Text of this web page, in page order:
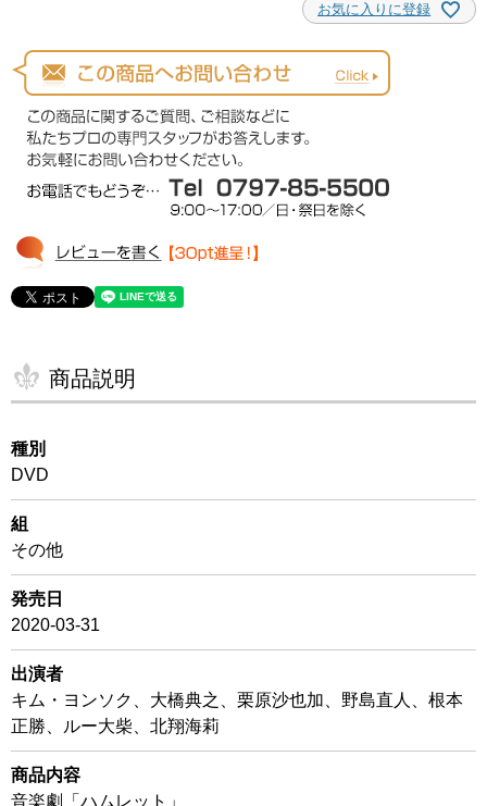
お気に入りに登録
商品説明
種別
DVD
組
その他
発売日
2020-03-31
出演者
キム・ヨンソク、大橋典之、栗原沙也加、野島直人、根本
正勝、ルー大柴、北翔海莉
商品内容
音楽劇「ハムレット」